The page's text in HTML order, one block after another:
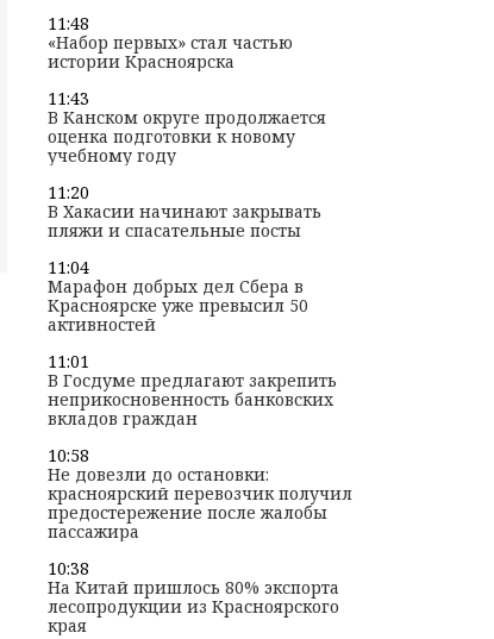
11:48
«Набор первых» стал частью
истории Красноярска
11:43
В Канском округе продолжается
оценка подготовки к новому
учебному году
11:20
В Хакасии начинают закрывать
пляжи и спасательные посты
11:04
Марафон добрых дел Сбера в
Красноярске уже превысил 50
активностей
11:01
В Госдуме предлагают закрепить
неприкосновенность банковских
вкладов граждан
10:58
Не довезли до остановки:
красноярский перевозчик получил
предостережение после жалобы
пассажира
10:38
На Китай пришлось 80% экспорта
лесопродукции из Красноярского
края